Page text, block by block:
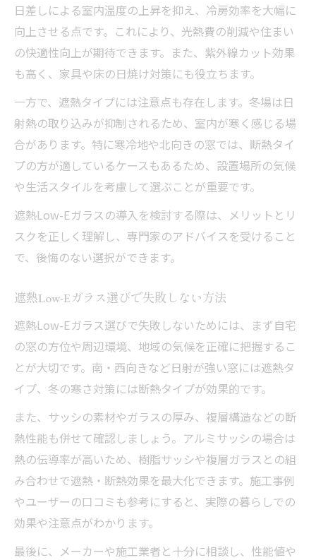
日差しによる室内温度の上昇を抑え、冷房効率を大幅に
向上させる点です。これにより、光熱費の削減や住まい
の快適性向上が期待できます。また、紫外線カット効果
も高く、家具や床の日焼け対策にも役立ちます。
一方で、遮熱タイプには注意点も存在します。冬場は日
射熱の取り込みが抑制されるため、室内が寒く感じる場
合があります。特に寒冷地や北向きの窓では、断熱タイ
プの方が適しているケースもあるため、設置場所の気候
や生活スタイルを考慮して選ぶことが重要です。
遮熱Low-Eガラスの導入を検討する際は、メリットとリ
スクを正しく理解し、専門家のアドバイスを受けること
で、後悔のない選択ができます。
遮熱Low-Eガラス選びで失敗しない方法
遮熱Low-Eガラス選びで失敗しないためには、まず自宅
の窓の方位や周辺環境、地域の気候を正確に把握するこ
とが大切です。南・西向きなど日射が強い窓には遮熱タ
イプ、冬の寒さ対策には断熱タイプが効果的です。
また、サッシの素材やガラスの厚み、複層構造などの断
熱性能も併せて確認しましょう。アルミサッシの場合は
熱の伝導率が高いため、樹脂サッシや複層ガラスとの組
み合わせで遮熱・断熱効果を最大化できます。施工事例
やユーザーの口コミも参考にすると、実際の暮らしでの
効果や注意点がわかります。
最後に、メーカーや施工業者と十分に相談し、性能値や